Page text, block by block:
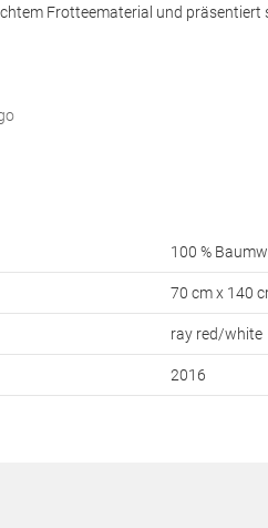
Frotteematerial und präsentiert
100 %
70 cm x 140
ray red/white
2016